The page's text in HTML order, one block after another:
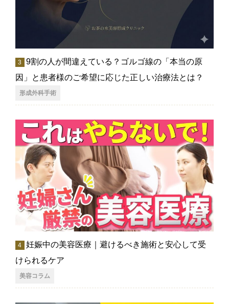
9割の人が間違えている？ゴルゴ線の「本当の原
因」と患者様のご希望に応じた正しい治療法とは？
形成外科手術
妊娠中の美容医療｜避けるべき施術と安心して受
けられるケア
美容コラム